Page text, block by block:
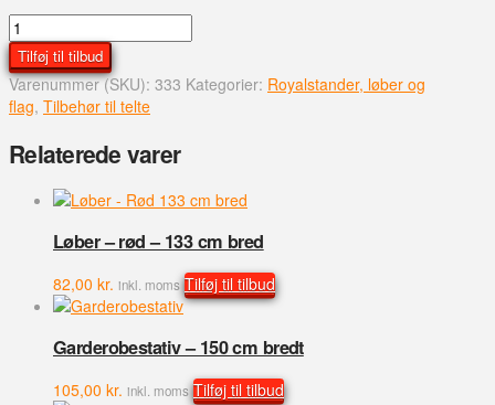
Blåt
tov
til
royal
stander
messing
Tilføj til tilbud
Varenummer (SKU): 333 Kategorier: Royalstander, løber og
flag, Tilbehør til telte
Relaterede varer
Løber – rød – 133 cm bred
82,00 kr. inkl. moms Tilføj til tilbud
Garderobestativ – 150 cm bredt
105,00 kr. inkl. moms Tilføj til tilbud